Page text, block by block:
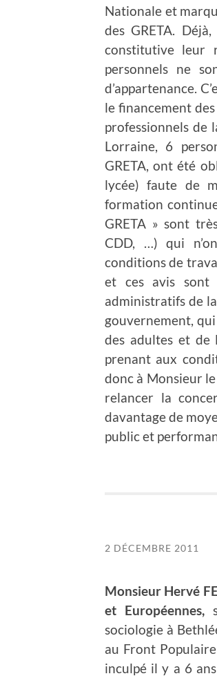
Nationale et
des GRETA.
constitutive leur
personnels ne
d’appartenance.
le financement
professionnels de
Lorraine, 6
GRETA, ont été
lycée) faute de
formation
GRETA » sont
CDD, …) qui
conditions de
et ces avis sont
administratifs de
gouvernement,
des adultes et de
prenant aux
donc à Monsieur
relancer la
davantage de
public et
2 DÉCEMBRE 2011
Monsieur Hervé
et Européennes,
sociologie à
au Front
inculpé il y a 6